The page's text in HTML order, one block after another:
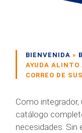
BIENVENIDA »
AYUDA ALINTO
CORREO DE
Como
catálogo
necesidades. Sin